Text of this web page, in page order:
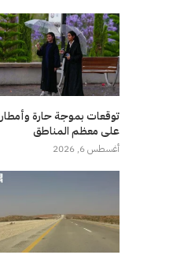
توقعات بموجة حارة وأمطار
على معظم المناطق
أغسطس 6, 2026